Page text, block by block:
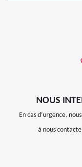
NOUS
En cas d’urgence,
à nous